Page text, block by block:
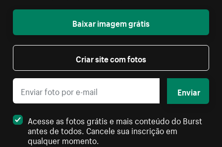
Baixar imagem grátis
Criar site com fotos
Enviar
Acesse as fotos grátis e mais conteúdo do Burst
antes de todos. Cancele sua inscrição em
qualquer momento.